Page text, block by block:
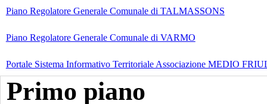
Piano Regolatore Generale Comunale di TALMASSONS
Piano Regolatore Generale Comunale di VARMO
Portale Sistema Informativo Territoriale Associazione MEDIO
Primo piano